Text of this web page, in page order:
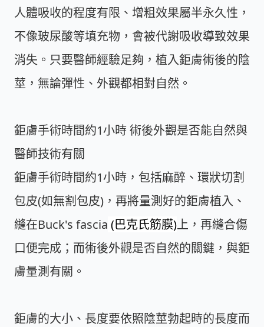
人體吸收的程度有限、增粗效果屬半永久性，
不像玻尿酸等填充物，會被代謝吸收導致效果
消失。只要醫師經驗足夠，植入鉅膚術後的陰
莖，無論彈性、外觀都相對自然。
鉅膚手術時間約1小時術後外觀是否能自然與
醫師技術有關
鉅膚手術時間約1小時，包括麻醉、環狀切割
包皮(如無割包皮)，再將量測好的鉅膚植入、
縫在Buck's fascia (巴克氏筋膜)上，再縫合傷
口便完成；而術後外觀是否自然的關鍵，與鉅
膚量測有關。
鉅膚的大小、長度要依照陰莖勃起時的長度而